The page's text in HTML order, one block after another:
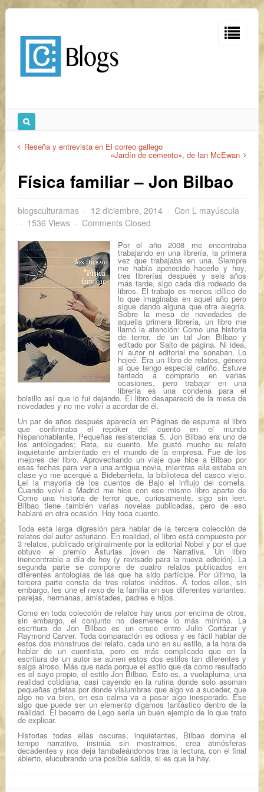
Reseña y entrevista en El correo gallego
«Jardín de cemento», de Ian McEwan
Física familiar – Jon Bilbao
blogsculturamas 12 diciembre, 2014
Con L mayúscula
1536 Views
Comments Closed
Por el año 2008 me encontraba
trabajando en una librería, la primera
vez que trabajaba en una. Siempre
me había apetecido hacerlo y hoy,
tres librerías después y seis años
más tarde, sigo cada día rodeado de
libros. El trabajo es menos idílico de
lo que imaginaba en aquel año pero
sigue dando alguna que otra alegría.
Sobre la mesa de novedades de
aquella primera librería, un libro me
llamó la atención:Como una historia
de terror, de un tal Jon Bilbao y
editado por Salto de página. Ni idea,
ni autor ni editorial me sonaban. Lo
hojeé. Era un libro de relatos, género
al que tengo especial cariño. Estuve
tentado a comprarlo en varias
ocasiones, pero trabajar en una
librería es una condena para el
bolsillo así que lo fui dejando. El libro desapareció de la mesa de
novedades y no me volví a acordar de él.
Un par de años después aparecía en Páginas de espuma el libro
que confirmaba el repóker del cuento en el mundo
hispanohablante, Pequeñas resistencias 5. Jon Bilbao era uno de
los antologados; Rata, su cuento. Me gustó mucho su relato
inquietante ambientado en el mundo de la empresa. Fue de los
mejores del libro. Aprovechando un viaje que hice a Bilbao por
esas fechas para ver a una antigua novia, mientras ella estaba en
clase yo me acerqué a Bidebarrieta, la biblioteca del casco viejo.
Leí la mayoría de los cuentos de Bajo el influjo del cometa.
Cuando volví a Madrid me hice con ese mismo libro aparte de
Como una historia de terrorque, curiosamente, sigo sin leer.
Bilbao tiene también varias novelas publicadas, pero de eso
hablaré en otra ocasión. Hoy toca cuento.
Toda esta larga digresión para hablar de la tercera colección de
relatos del autor asturiano. En realidad, el libro está compuesto por
3 relatos, publicado originalmente por la editorial Nobel y por el que
obtuvo el premio Asturias joven de Narrativa. Un libro
inencontrable a día de hoy (y revisado para la nueva edición). La
segunda parte se compone de cuatro relatos publicados en
diferentes antologías de las que ha sido partícipe. Por último, la
tercera parte consta de tres relatos inéditos. A todos ellos, sin
embargo, les une el nexo de la familia en sus diferentes variantes:
parejas, hermanas, amistades, padres e hijos.
Como en toda colección de relatos hay unos por encima de otros,
sin embargo, el conjunto no desmerece lo más mínimo. La
escritura de Jon Bilbao es un cruce entre Julio Cortázar y
Raymond Carver. Toda comparación es odiosa y es fácil hablar de
estos dos monstruos del relato, cada uno en su estilo, a la hora de
hablar de un cuentista, pero es más complicado que en la
escritura de un autor se aúnen estos dos estilos tan diferentes y
salga airoso. Más que nada porque el estilo que da como resultado
es el suyo propio, el estilo Jon Bilbao. Esto es, a vuelapluma, una
realidad cotidiana, casi cayendo en la rutina donde solo asoman
pequeñas grietas por donde vislumbras que algo va a suceder, que
algo no va bien, en esa calma va a pasar algo inesperado. Ese
algo que puede ser un elemento digamos fantástico dentro de la
realidad. El becerro de Lego sería un buen ejemplo de lo que trato
de explicar.
Historias todas ellas oscuras, inquietantes, Bilbao domina el
tempo narrativo, insinúa sin mostrarnos, crea atmósferas
decadentes y nos deja tambaleándonos tras la lectura, con el final
abierto, elucubrando una posible salida, si es que la hay.